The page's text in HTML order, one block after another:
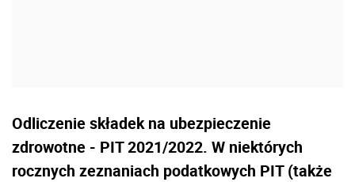
Odliczenie składek na ubezpieczenie
zdrowotne - PIT 2021/2022. W niektórych
rocznych zeznaniach podatkowych PIT (także